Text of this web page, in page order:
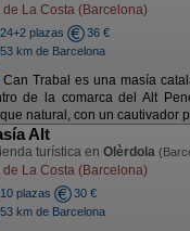
de La Costa (Barcelona)
24+2 plazas
36 €
53 km de Barcelona
Can Trabal es una masía
de la comarca del Alt
natural, con un cautivador
Alt
turística en Olèrdola
de La Costa (Barcelona)
10 plazas
30 €
53 km de Barcelona